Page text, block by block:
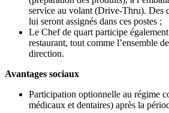
service au volant (Drive-Thru). Des
lui seront assignés dans ces postes ;
Le Chef de quart participe
restaurant, tout comme l’ensemble
direction.
Avantages sociaux
Participation optionnelle au régime
médicaux et dentaires) après la